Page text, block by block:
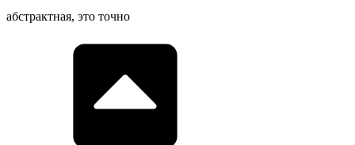
абстрактная, это точно